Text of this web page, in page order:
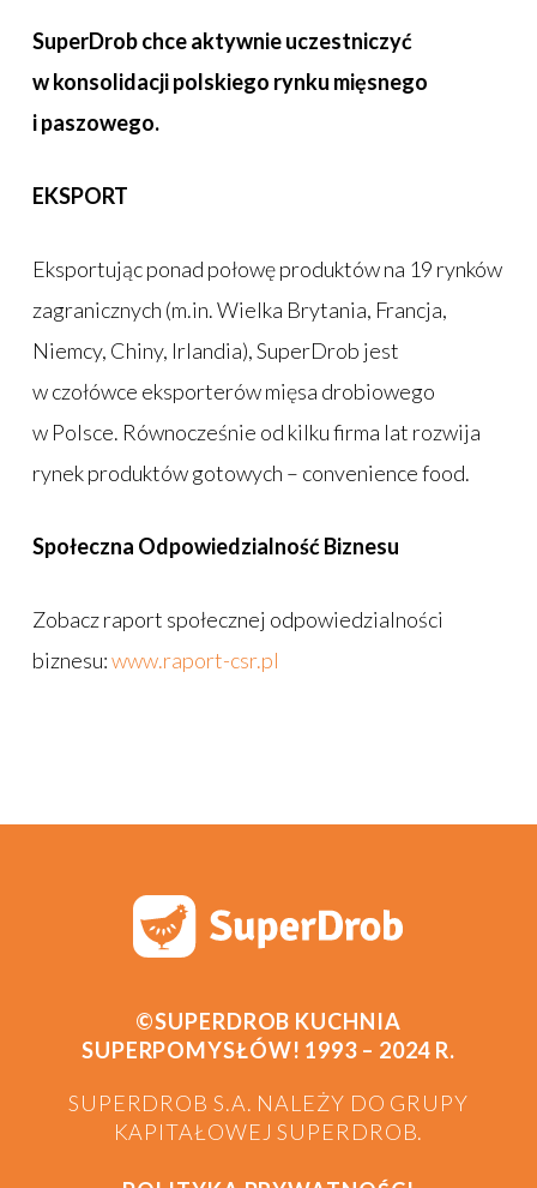
SuperDrob chce aktywnie uczestniczyć
w konsolidacji polskiego rynku mięsnego
i paszowego.
EKSPORT
Eksportując ponad połowę produktów na 19 rynków
zagranicznych (m.in. Wielka Brytania, Francja,
Niemcy, Chiny, Irlandia), SuperDrob jest
w czołówce eksporterów mięsa drobiowego
w Polsce. Równocześnie od kilku firma lat rozwija
rynek produktów gotowych – convenience food.
Społeczna Odpowiedzialność Biznesu
Zobacz raport społecznej odpowiedzialności
biznesu:www.raport-csr.pl
©SUPERDROB KUCHNIA
SUPERPOMYSŁÓW! 1993 – 2024 R.
SUPERDROB S.A. NALEŻY DO GRUPY
KAPITAŁOWEJ SUPERDROB.